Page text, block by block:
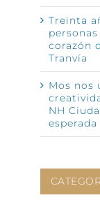
Treinta
corazón
Tranvía
Mos nos
NH